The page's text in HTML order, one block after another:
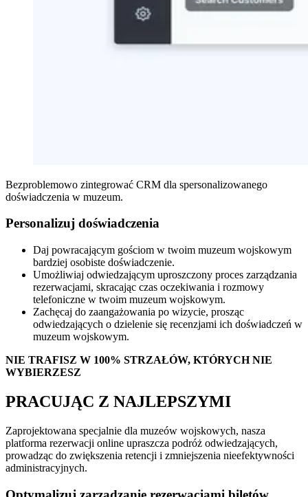
Bezproblemowo zintegrować CRM dla spersonalizowanego
doświadczenia w muzeum.
Personalizuj doświadczenia
Daj powracającym gościom w twoim muzeum wojskowym
bardziej osobiste doświadczenie.
Umożliwiaj odwiedzającym uproszczony proces zarządzania
rezerwacjami, skracając czas oczekiwania i rozmowy
telefoniczne w twoim muzeum wojskowym.
Zachęcaj do zaangażowania po wizycie, prosząc
odwiedzających o dzielenie się recenzjami ich doświadczeń w
muzeum wojskowym.
NIE TRAFISZ W 100% STRZAŁÓW, KTÓRYCH NIE
WYBIERZESZ
PRACUJĄC Z NAJLEPSZYMI
Zaprojektowana specjalnie dla muzeów wojskowych, nasza
platforma rezerwacji online upraszcza podróż odwiedzających,
prowadząc do zwiększenia retencji i zmniejszenia nieefektywności
administracyjnych.